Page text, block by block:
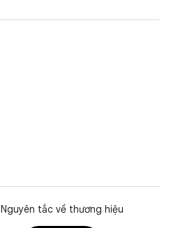
Nguyên tắc về thương hiệu